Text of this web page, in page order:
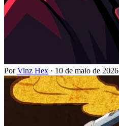
PorVinz Hex · 10 de maio de 2026